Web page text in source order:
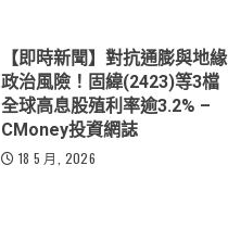
【即時新聞】對抗通膨與地緣
政治風險！固緯(2423)等3檔
全球高息股殖利率逾3.2% –
CMoney投資網誌
18 5 月, 2026